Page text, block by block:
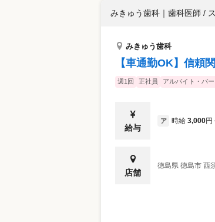
みきゅう歯科 ｜ 歯科医師 /
みきゅう歯科
【車通勤OK】信頼
週1回 正社員 アルバイト・パー
給与
ア 時給 3,000円
店舗
徳島県 徳島市 西